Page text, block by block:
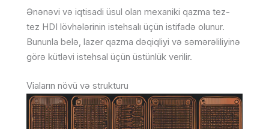
Ənənəvi və iqtisadi üsul olan mexaniki qazma tez-
tez HDI lövhələrinin istehsalı üçün istifadə olunur.
Bununla belə, lazer qazma dəqiqliyi və səmərəliliyinə
görə kütləvi istehsal üçün üstünlük verilir.
Viaların növü və strukturu